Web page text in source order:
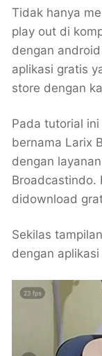
Tidak hanya
play out di
dengan
aplikasi gratis
store dengan
Pada tutorial
bernama Larix
dengan
Broadcastindo.
didownload
Sekilas
dengan